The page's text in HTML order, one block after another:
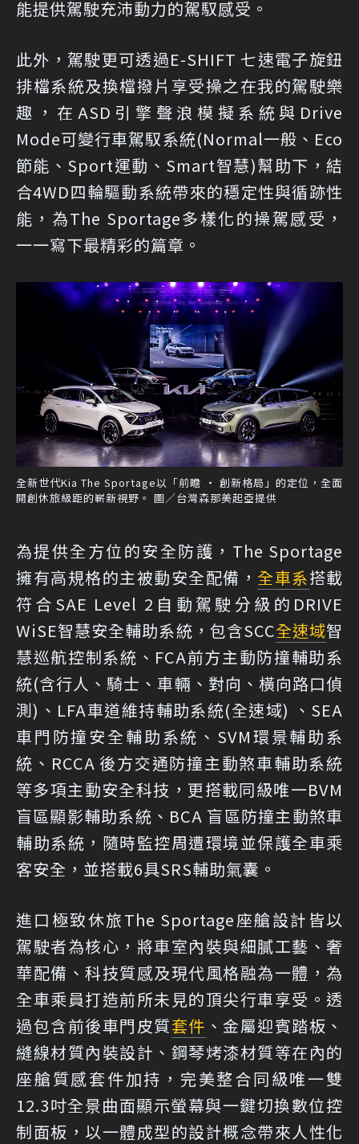
能提供駕駛充沛動力的駕馭感受。
此外，駕駛更可透過E-SHIFT 七速電子旋鈕
排檔系統及換檔撥片享受操之在我的駕駛樂
趣，在ASD引擎聲浪模擬系統與Drive
Mode可變行車駕馭系統(Normal一般、Eco
節能、Sport運動、Smart智慧)幫助下，結
合4WD四輪驅動系統帶來的穩定性與循跡性
能，為The Sportage多樣化的操駕感受，
一一寫下最精彩的篇章。
全新世代Kia The Sportage以「前瞻 ‧ 創新格局」的定位，全面
開創休旅級距的嶄新視野。 圖／台灣森那美起亞提供
為提供全方位的安全防護，The Sportage
擁有高規格的主被動安全配備， 全車系搭載
符合SAE Level 2自動駕駛分級的DRIVE
WiSE智慧安全輔助系統，包含SCC全速域智
慧巡航控制系統、FCA前方主動防撞輔助系
統(含行人、騎士、車輛、對向、橫向路口偵
測)、LFA車道維持輔助系統(全速域) 、SEA
車門防撞安全輔助系統、SVM環景輔助系
統、RCCA 後方交通防撞主動煞車輔助系統
等多項主動安全科技，更搭載同級唯一BVM
盲區顯影輔助系統、BCA 盲區防撞主動煞車
輔助系統，隨時監控周遭環境並保護全車乘
客安全，並搭載6具SRS輔助氣囊。
進口極致休旅The Sportage座艙設計皆以
駕駛者為核心，將車室內裝與細膩工藝、奢
華配備、科技質感及現代風格融為一體，為
全車乘員打造前所未見的頂尖行車享受。透
過包含前後車門皮質套件 、金屬迎賓踏板、
縫線材質內裝設計、鋼琴烤漆材質等在內的
座艙質感套件加持，完美整合同級唯一雙
12.3吋全景曲面顯示螢幕與一鍵切換數位控
制面板，以一體成型的設計概念帶來人性化